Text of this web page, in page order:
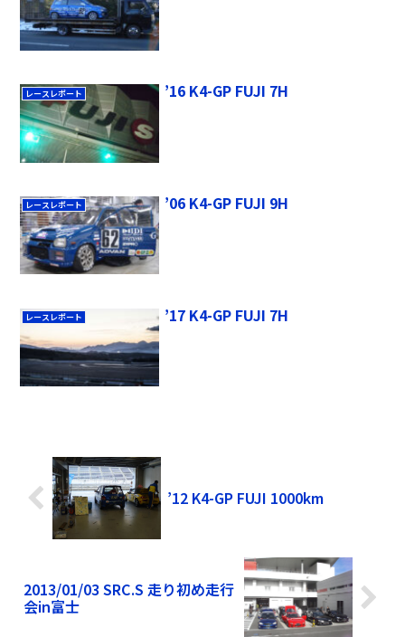
レースレポート ’16 K4-GP FUJI 7H
レースレポート ’06 K4-GP FUJI 9H
レースレポート ’17 K4-GP FUJI 7H
’12 K4-GP FUJI 1000km
2013/01/03 SRC.S 走り初め走行
会in富士